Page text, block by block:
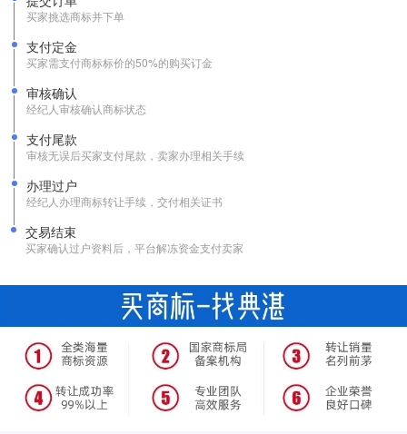
买家挑选商标并下单
支付定金
买家需支付商标标价的50%的购买订金
审核确认
经纪人审核确认商标状态
支付尾款
审核无误后买家支付尾款，卖家办理相关手续
办理过户
经纪人办理商标转让手续，交付相关证书
交易结束
买家确认过户资料后，平台解冻资金支付卖家